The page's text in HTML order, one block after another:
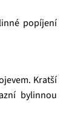
popíjení
Kratší
bylinnou